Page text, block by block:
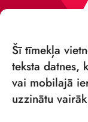
Šī tīmekļa
teksta datnes,
vai mobilajā
uzzinātu